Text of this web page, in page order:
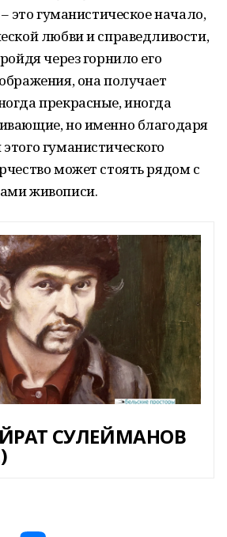
это гуманистическое начало,
любви и справедливости,
через горнило его
она получает
прекрасные, иногда
но именно благодаря
гуманистического
может стоять рядом с
живописи.
СУЛЕЙМАНОВ